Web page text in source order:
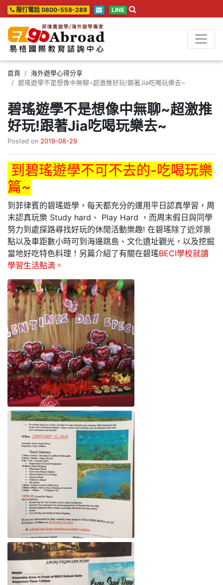
撥打電話 0800-558-289 LINE
首頁
海外遊學心得分享
碧瑤遊學不是想像中無聊~超激推好玩!跟著Jia吃喝玩樂去~
碧瑤遊學不是想像中無聊~超激推
好玩!跟著Jia吃喝玩樂去~
Posted on 2019-08-29
到碧瑤遊學不可不去的-吃喝玩樂
篇~
到菲律賓的碧瑤遊學，每天都充分的運用平日認真學習，周
末認真玩樂 Study hard、 Play Hard ，而周末假日與同學
努力到處探路尋找好玩的休閒活動樂趣! 在碧瑤除了近郊景
點以及車距數小時可到海邊跳島、文化遺址觀光，以及挖掘
當地好吃特色料理！另篇介紹了有關在碧瑤BECI學校就讀
學習生活點滴。